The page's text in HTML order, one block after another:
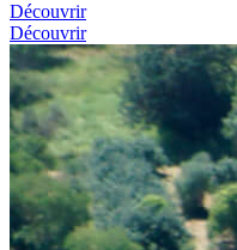
Découvrir
Découvrir